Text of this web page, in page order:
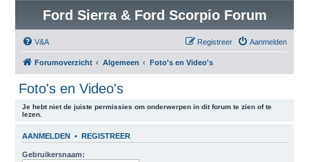
Ford Sierra & Ford Scorpio Forum
V&A Aanmelden
Registreer
Forumoverzicht Algemeen Foto's en Video's
Foto's en Video's
Je hebt niet de juiste permissies om onderwerpen in dit forum te zien of te
lezen.
AANMELDEN • REGISTREER
Gebruikersnaam: